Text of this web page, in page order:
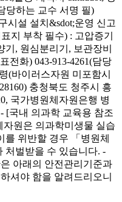
당하는 교수 서명 필)
시설 설치&sdot;운영 신고
지 부착 필수) : 고압증기
, 원심분리기, 보관장비
전화) 043-913-4261(담당
(바이러스자원 미포함시
충청북도 청주시 흥
국가병원체자원은행 병
[국내 의과학 교육용 참조
원은 의과학미생물 실습
를 위반할 경우 「병원체
처벌받을 수 있습니다. -
아래의 안전관리기준과
셔야 함을 알려드리오니